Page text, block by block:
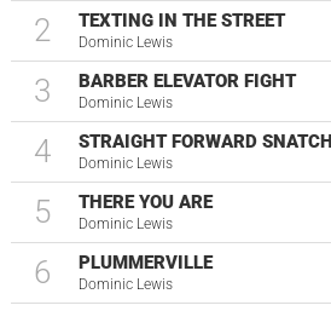
2 TEXTING IN THE STREET
Dominic Lewis
3 BARBER ELEVATOR FIGHT
Dominic Lewis
4 STRAIGHT FORWARD SNATCH
Dominic Lewis
5 THERE YOU ARE
Dominic Lewis
6 PLUMMERVILLE
Dominic Lewis